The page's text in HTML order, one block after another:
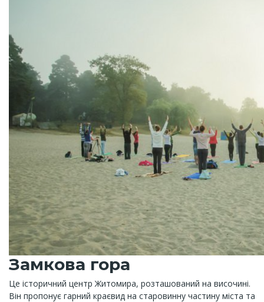
Замкова гора
Це історичний центр Житомира, розташований на височині.
Він пропонує гарний краєвид на старовинну частину міста та